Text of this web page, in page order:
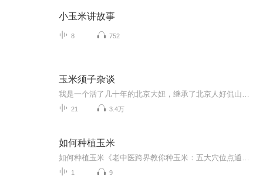
小玉米讲故事
8 752
玉米须子杂谈
21 3.4万
如何种植玉米
1 9